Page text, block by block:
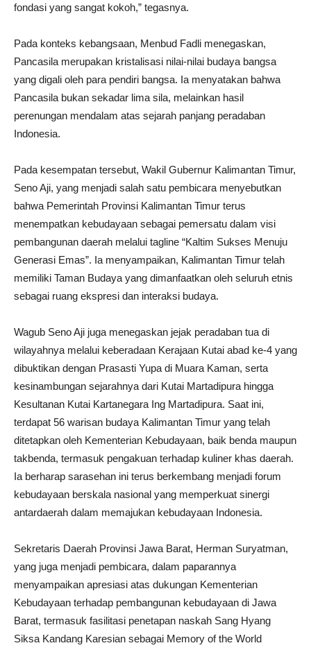
fondasi yang sangat kokoh,” tegasnya.
Pada konteks kebangsaan, Menbud Fadli menegaskan,
Pancasila merupakan kristalisasi nilai-nilai budaya bangsa
yang digali oleh para pendiri bangsa. Ia menyatakan bahwa
Pancasila bukan sekadar lima sila, melainkan hasil
perenungan mendalam atas sejarah panjang peradaban
Indonesia.
Pada kesempatan tersebut, Wakil Gubernur Kalimantan Timur,
Seno Aji, yang menjadi salah satu pembicara menyebutkan
bahwa Pemerintah Provinsi Kalimantan Timur terus
menempatkan kebudayaan sebagai pemersatu dalam visi
pembangunan daerah melalui tagline “Kaltim Sukses Menuju
Generasi Emas”. Ia menyampaikan, Kalimantan Timur telah
memiliki Taman Budaya yang dimanfaatkan oleh seluruh etnis
sebagai ruang ekspresi dan interaksi budaya.
Wagub Seno Aji juga menegaskan jejak peradaban tua di
wilayahnya melalui keberadaan Kerajaan Kutai abad ke-4 yang
dibuktikan dengan Prasasti Yupa di Muara Kaman, serta
kesinambungan sejarahnya dari Kutai Martadipura hingga
Kesultanan Kutai Kartanegara Ing Martadipura. Saat ini,
terdapat 56 warisan budaya Kalimantan Timur yang telah
ditetapkan oleh Kementerian Kebudayaan, baik benda maupun
takbenda, termasuk pengakuan terhadap kuliner khas daerah.
Ia berharap sarasehan ini terus berkembang menjadi forum
kebudayaan berskala nasional yang memperkuat sinergi
antardaerah dalam memajukan kebudayaan Indonesia.
Sekretaris Daerah Provinsi Jawa Barat, Herman Suryatman,
yang juga menjadi pembicara, dalam paparannya
menyampaikan apresiasi atas dukungan Kementerian
Kebudayaan terhadap pembangunan kebudayaan di Jawa
Barat, termasuk fasilitasi penetapan naskah Sang Hyang
Siksa Kandang Karesian sebagai Memory of the World